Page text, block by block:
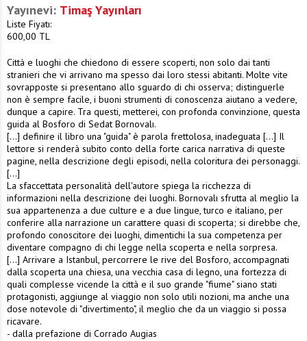
Yayınevi: Timaş Yayınları
Liste Fiyatı:
600,00 TL
Città e luoghi che chiedono di essere scoperti, non solo dai tanti
stranieri che vi arrivano ma spesso dai loro stessi abitanti. Molte vite
sovrapposte si presentano allo sguardo di chi osserva; distinguerle
non è sempre facile, i buoni strumenti di conoscenza aiutano a vedere,
dunque a capire. Tra questi, metterei, con profonda convinzione, questa
guida al Bosforo di Sedat Bornovalı.
[...] definire il libro una "guida" è parola frettolosa, inadeguata [...] Il
lettore si renderà subito conto della forte carica narrativa di queste
pagine, nella descrizione degli episodi, nella coloritura dei personaggi.
[...]
La sfaccettata personalità dell'autore spiega la ricchezza di
informazioni nella descrizione dei luoghi. Bornovalı sfrutta al meglio la
sua appartenenza a due culture e a due lingue, turco e italiano, per
conferire alla narrazione un carattere quasi di scoperta; si direbbe che,
profondo conoscitore dei luoghi, dimentichi la sua competenza per
diventare compagno di chi legge nella scoperta e nella sorpresa.
[...] Arrivare a Istanbul, percorrere le rive del Bosforo, accompagnati
dalla scoperta una chiesa, una vecchia casa di legno, una fortezza di
quali complesse vicende la città e il suo grande "fiume" siano stati
protagonisti, aggiunge al viaggio non solo utili nozioni, ma anche una
dose notevole di "divertimento", il meglio che da un viaggio si possa
ricavare.
- dalla prefazione di Corrado Augias